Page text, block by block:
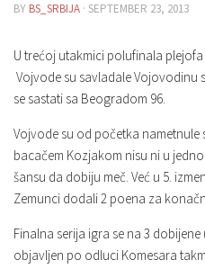
Sponzorstva
Dokumenta
Kontakti Timova
Kontakt
BY BS_SRBIJA · SEPTEMBER 23, 2013
U trećoj utakmici polufinala
Vojvode su savladale Vojovodinu
se sastati sa Beogradom 96.
Vojvode su od početka
bacačem Kozjakom nisu ni u
šansu da dobiju meč. Već u 5.
Zemunci dodali 2 poena za
Finalna serija igra se na 3
objavljen po odluci Komesara